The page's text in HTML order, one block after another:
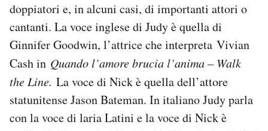
doppiatori e, in alcuni casi, di importanti attori o
cantanti. La voce inglese di Judy è quella di
Ginnifer Goodwin, l’attrice che interpreta Vivian
Cash in Quando l’amore brucia l’anima – Walk
the Line. La voce di Nick è quella dell’attore
statunitense Jason Bateman. In italiano Judy parla
con la voce di laria Latini e la voce di Nick è